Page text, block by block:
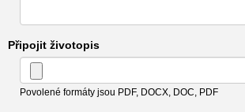
Připojit životopis
Povolené formáty jsou PDF, DOCX, DOC, PDF